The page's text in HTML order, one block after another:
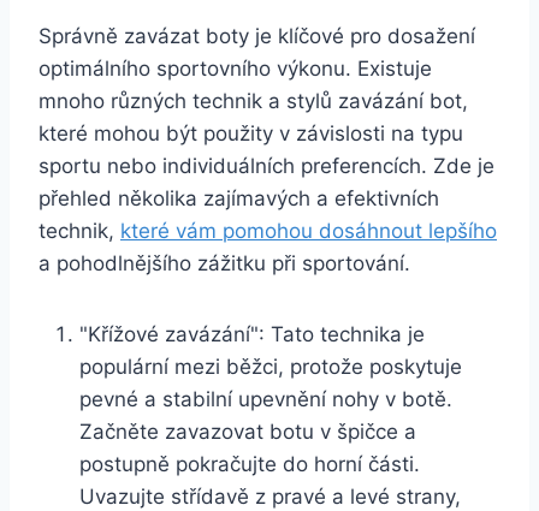
Správně‍ zavázat boty je klíčové pro dosažení
optimálního sportovního ⁤výkonu. Existuje
mnoho různých⁣ technik a stylů zavázání bot,
které mohou být použity v závislosti na typu
sportu nebo individuálních preferencích. Zde je
přehled⁢ několika zajímavých a ⁣efektivních
technik, které vám ‍pomohou dosáhnout lepšího
a pohodlnějšího zážitku při sportování.
"Křížové ​zavázání": Tato technika je
⁢populární ‌mezi běžci, protože poskytuje
pevné a stabilní upevnění nohy v botě.
Začněte zavazovat botu v špičce ⁢a
postupně pokračujte do horní části.
Uvazujte střídavě z pravé ⁢a levé strany,⁤